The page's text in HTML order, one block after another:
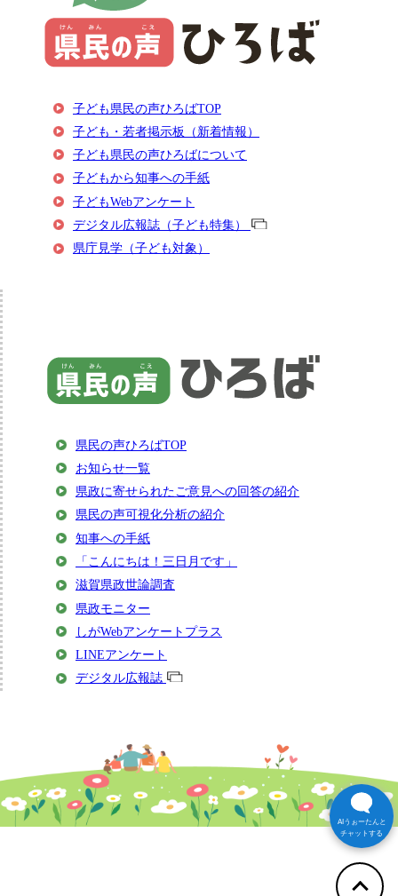
子ども県民の声ひろばTOP
子ども・若者掲示板（新着情報）
子ども県民の声ひろばについて
子どもから知事への手紙
子どもWebアンケート
デジタル広報誌（子ども特集）
県庁見学（子ども対象）
県民の声ひろばTOP
お知らせ一覧
県政に寄せられたご意見への回答の紹介
県民の声可視化分析の紹介
知事への手紙
「こんにちは！三日月です」
滋賀県政世論調査
県政モニター
しがWebアンケートプラス
LINEアンケート
デジタル広報誌
AIうぉーたんと
チャットする